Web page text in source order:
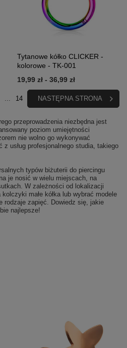
Tytanowe kółko CLICKER -
kolorowe - TK-001
19,99 zł - 36,99 zł
... 14 NASTĘPNA STRONA
przeprowadzenia niezbędna jest
poziom umiejętności
nie wolno go wykonywać
usług profesjonalnego studia, takiego
typów biżuterii do piercingu
je nosić w wielu miejscach, na
W zależności od lokalizacji
małe kółka lub wybrać modele
rodzaje zapięć. Dowiedz się, jakie
najlepsze!